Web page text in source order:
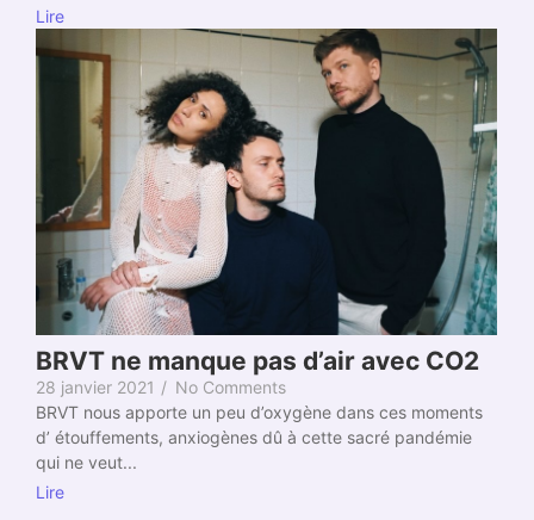
Lire
BRVT ne manque pas d’air avec CO2
28 janvier 2021 / No Comments
BRVT nous apporte un peu d’oxygène dans ces moments
d’ étouffements, anxiogènes dû à cette sacré pandémie
qui ne veut...
Lire